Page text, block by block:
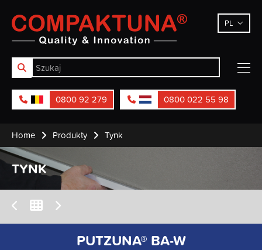
Compaktuna PL
0800 92 279 0800 022 55 98
Home Produkty Tynk
TYNK
PUTZUNA® BA-W